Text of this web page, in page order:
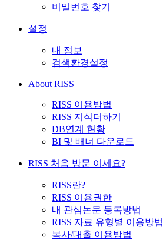
비밀번호 찾기
설정
내 정보
검색환경설정
About RISS
RISS 이용방법
RISS 지식더하기
DB연계 현황
BI 및 배너 다운로드
RISS 처음 방문 이세요?
RISS란?
RISS 이용권한
내 관심논문 등록방법
RISS 자료 유형별 이용방법
복사/대출 이용방법